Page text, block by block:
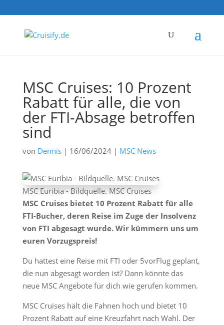
MSC Cruises: 10 Prozent
Rabatt für alle, die von
der FTI-Absage betroffen
sind
von Dennis| 16/06/2024| MSC News
MSC Euribia - Bildquelle. MSC Cruises
MSC Cruises bietet 10 Prozent Rabatt für alle
FTI-Bucher, deren Reise im Zuge der Insolvenz
von FTI abgesagt wurde. Wir kümmern uns um
euren Vorzugspreis!
Du hattest eine Reise mit FTI oder 5vorFlug geplant,
die nun abgesagt worden ist? Dann könnte das
neue MSC Angebote für dich wie gerufen kommen.
MSC Cruises hält die Fahnen hoch und bietet 10
Prozent Rabatt auf eine Kreuzfahrt nach Wahl. Der